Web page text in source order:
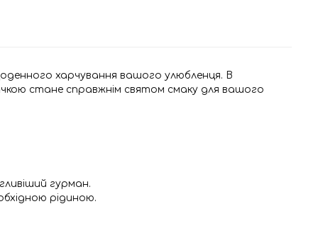
харчування вашого улюбленця. В
стане справжнім святом смаку для вашого
гурман.
рідиною.